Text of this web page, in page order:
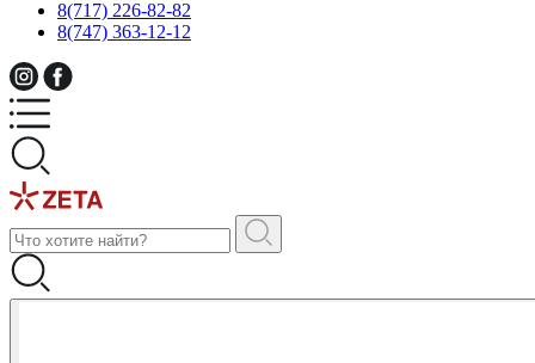
8(717) 226-82-82
8(747) 363-12-12